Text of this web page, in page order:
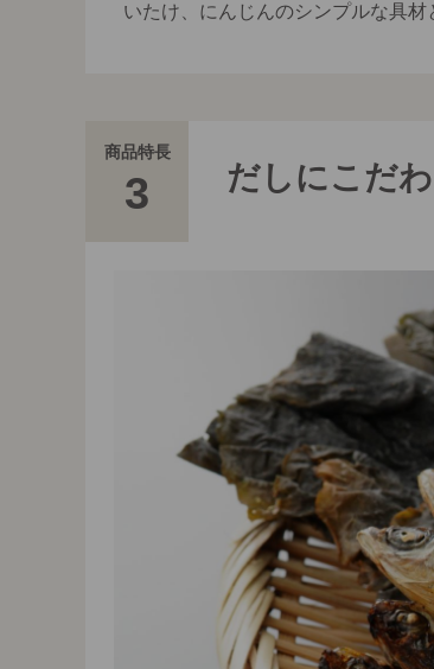
いたけ、にんじんのシンプルな具材
商品特長
3 だしにこだ